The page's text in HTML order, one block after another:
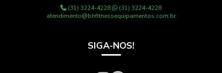
(31) 3224-4228
(31) 3224-4228
atendimento@bhfitnessequipamentos.com.br
SIGA-NOS!